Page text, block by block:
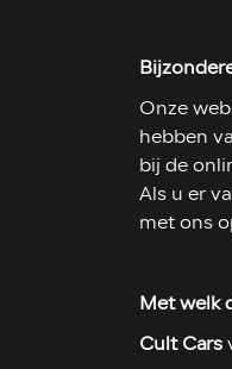
Onze
hebben
bij de
Als u er
met ons
Met welk
Cult Cars